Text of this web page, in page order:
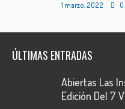
1 marzo, 2022 0
ÚLTIMAS ENTRADAS
Abiertas Las
Edición Del 7